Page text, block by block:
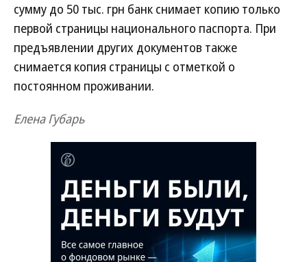
сумму до 50 тыс. грн банк снимает копию только
первой страницы национального паспорта. При
предъявлении других документов также
снимается копия страницы с отметкой о
постоянном проживании.
Елена Губарь